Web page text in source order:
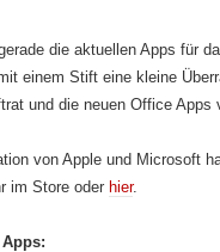
die aktuellen Apps für
einem Stift eine kleine
und die neuen Office Apps
von Apple und Microsoft
im Store oder hier.